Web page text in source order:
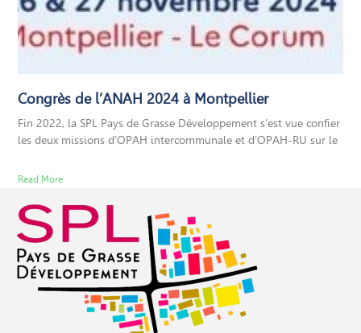
Congrès de l’ANAH 2024 à Montpellier
Fin 2022, la SPL Pays de Grasse Développement s’est vue confier
les deux missions d’OPAH intercommunale et d’OPAH-RU sur le
Read More